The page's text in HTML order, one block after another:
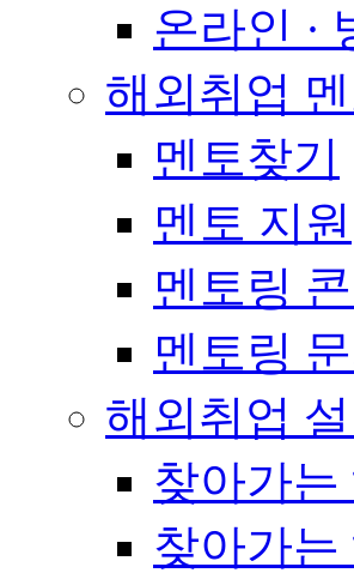
온라인 ·
해외취업
멘토찾기
멘토 지원
멘토링
멘토링
해외취업
찾아가
찾아가